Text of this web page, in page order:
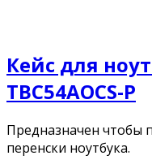
Кейс для
TBC54AOCS-P
Предназначен чтобы
перенски ноутбука.